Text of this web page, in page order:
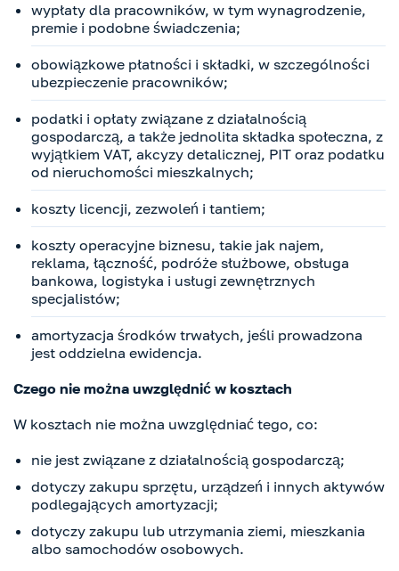
wypłaty dla pracowników, w tym wynagrodzenie,
premie i podobne świadczenia;
obowiązkowe płatności i składki, w szczególności
ubezpieczenie pracowników;
podatki i opłaty związane z działalnością
gospodarczą, a także jednolita składka społeczna, z
wyjątkiem VAT, akcyzy detalicznej, PIT oraz podatku
od nieruchomości mieszkalnych;
koszty licencji, zezwoleń i tantiem;
koszty operacyjne biznesu, takie jak najem,
reklama, łączność, podróże służbowe, obsługa
bankowa, logistyka i usługi zewnętrznych
specjalistów;
amortyzacja środków trwałych, jeśli prowadzona
jest oddzielna ewidencja.
Czego nie można uwzględnić w kosztach
W kosztach nie można uwzględniać tego, co:
nie jest związane z działalnością gospodarczą;
dotyczy zakupu sprzętu, urządzeń i innych aktywów
podlegających amortyzacji;
dotyczy zakupu lub utrzymania ziemi, mieszkania
albo samochodów osobowych.